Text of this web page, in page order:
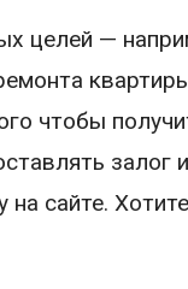
целей —
чтобы
залог
сайте.